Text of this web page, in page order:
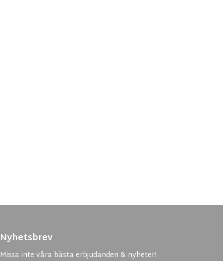
Nyhetsbrev
Missa inte våra bästa erbjudanden & nyheter!